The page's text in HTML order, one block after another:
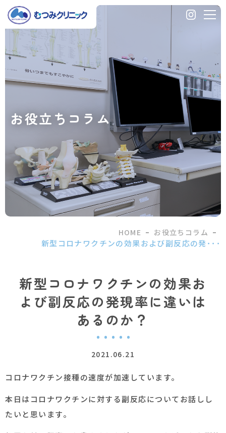
新
型
ロ
ワ
ク
副
応
お役立ちコラム
HOME お役立ちコラム
新型コロナワクチンの効果および副反応の発･･･
新型コロナワクチンの効果お
よび副反応の発現率に違いは
あるのか？
2021.06.21
コロナワクチン接種の速度が加速しています。
本日はコロナワクチンに対する副反応についてお話しし
たいと思います。